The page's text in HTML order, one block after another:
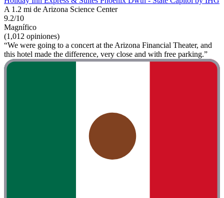
A 1.2 mi de Arizona Science Center
9.2/10
Magnífico
(1,012 opiniones)
“We were going to a concert at the Arizona Financial Theater, and
this hotel made the difference, very close and with free parking.”